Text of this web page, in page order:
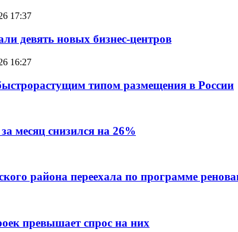
17:37
девять новых бизнес-центров
16:27
типом размещения в России
месяц снизился на 26%
района переехала по программе
превышает спрос на них